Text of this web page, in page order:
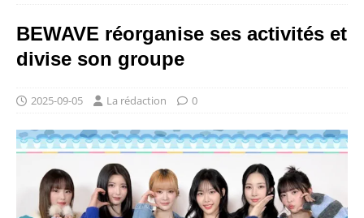
BEWAVE réorganise ses activités et
divise son groupe
2025-09-05 La rédaction 0